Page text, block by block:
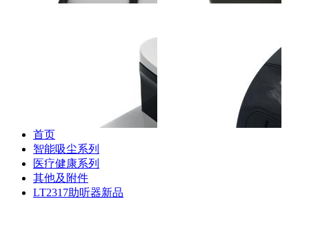
斐纳TOMEFON-TF-S850
斐纳TOMEFON-TF-S850
斐纳TOMEFON-TF-S880
专用初级滤网
首页
智能吸尘系列
医疗健康系列
其他及附件
LT2317助听器新品